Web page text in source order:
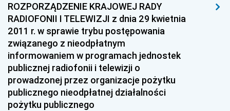
ROZPORZĄDZENIE KRAJOWEJ RADY
RADIOFONII I TELEWIZJI z dnia 29 kwietnia
2011 r. w sprawie trybu postępowania
związanego z nieodpłatnym
informowaniem w programach jednostek
publicznej radiofonii i telewizji o
prowadzonej przez organizacje pożytku
publicznego nieodpłatnej działalności
pożytku publicznego